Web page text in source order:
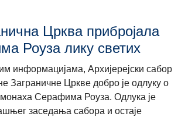
Црква прибројала
Роуза лику светих
информацијама, Архијерејски сабор
Заграничне Цркве добро је одлуку о
Серафима Роуза. Одлука је
заседања сабора и остаје